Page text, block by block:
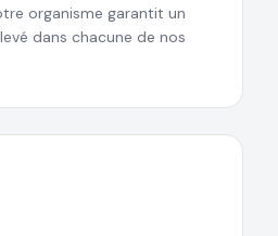
organisme garantit un
dans chacune de nos